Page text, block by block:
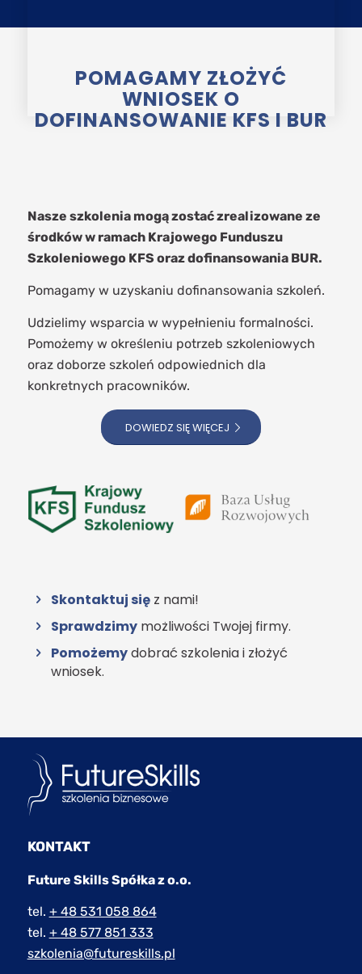
POMAGAMY ZŁOŻYĆ
WNIOSEK O
DOFINANSOWANIE KFS I BUR
Nasze szkolenia mogą zostać zrealizowane ze
środków w ramach Krajowego Funduszu
Szkoleniowego KFS oraz dofinansowania BUR.
Pomagamy w uzyskaniu dofinansowania szkoleń.
Udzielimy wsparcia w wypełnieniu formalności.
Pomożemy w określeniu potrzeb szkoleniowych
oraz doborze szkoleń odpowiednich dla
konkretnych pracowników.
DOWIEDZ SIĘ WIĘCEJ
Skontaktuj sięz nami!
Sprawdzimymożliwości Twojej firmy.
Pomożemydobrać szkolenia i złożyć
wniosek.
KONTAKT
Future Skills Spółka z o.o.
tel. + 48 531 058 864
tel. + 48 577 851 333
szkolenia@futureskills.pl